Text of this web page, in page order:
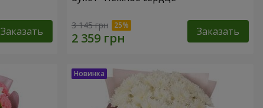
Заказать 3 145 грн Заказать